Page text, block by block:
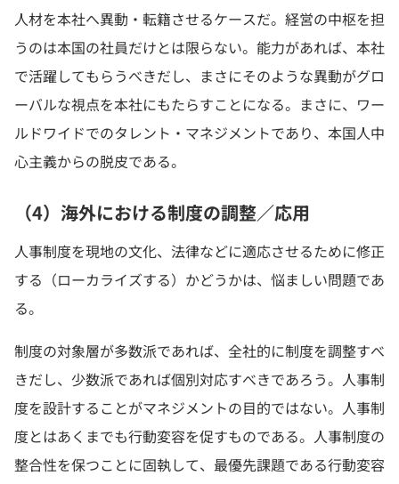
人材を本社へ異動・転籍させるケースだ。経営の中枢を担
うのは本国の社員だけとは限らない。能力があれば、本社
で活躍してもらうべきだし、まさにそのような異動がグロ
ーバルな視点を本社にもたらすことになる。まさに、ワー
ルドワイドでのタレント・マネジメントであり、本国人中
心主義からの脱皮である。
（4）海外における制度の調整／応用
人事制度を現地の文化、法律などに適応させるために修正
する（ローカライズする）かどうかは、悩ましい問題であ
る。
制度の対象層が多数派であれば、全社的に制度を調整すべ
きだし、少数派であれば個別対応すべきであろう。人事制
度を設計することがマネジメントの目的ではない。人事制
度とはあくまでも行動変容を促すものである。人事制度の
整合性を保つことに固執して、最優先課題である行動変容